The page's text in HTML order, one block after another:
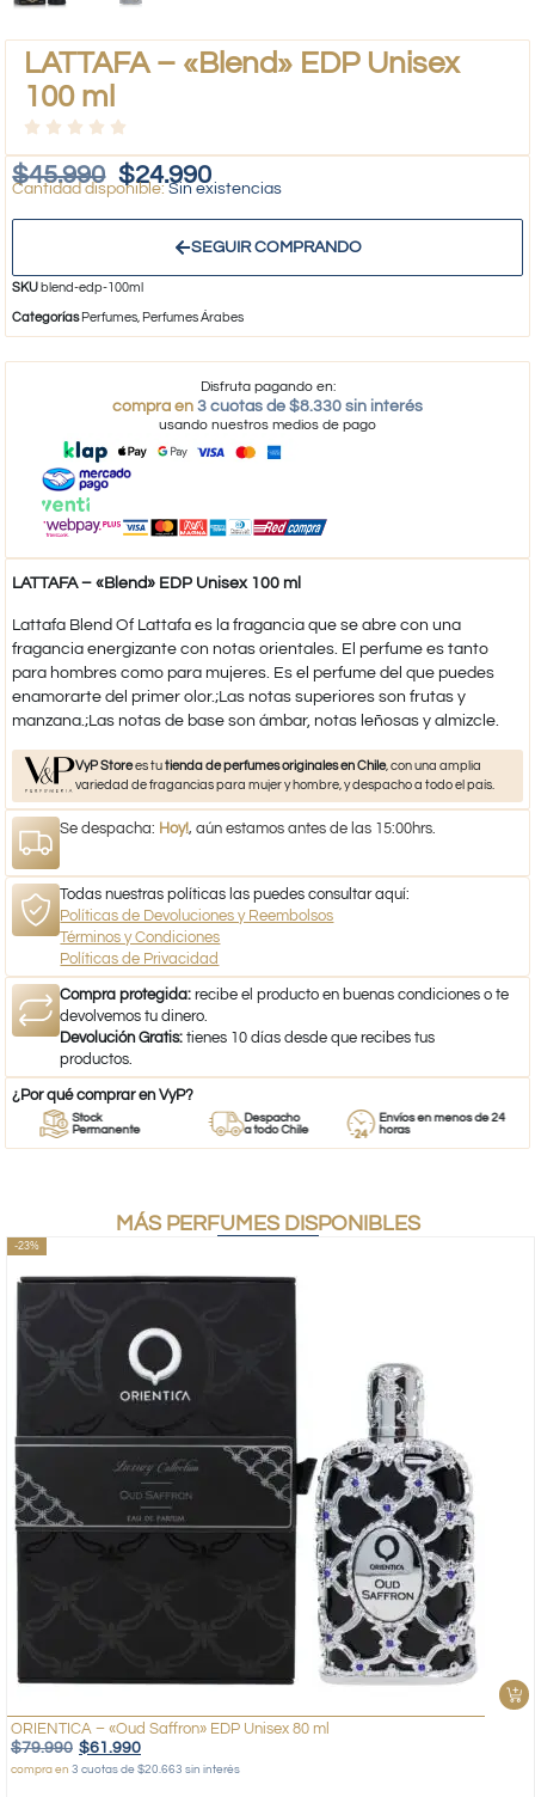
LATTAFA – «Blend» EDP Unisex
100 ml
$45.990 $24.990
Sin existencias
SEGUIR COMPRANDO
SKU blend-edp-100ml
Categorías Perfumes, Perfumes Árabes
Disfruta pagando en:
compra en 3 cuotas de $8.330 sin interés
usando nuestros medios de pago
LATTAFA – «Blend» EDP Unisex 100 ml
​Lattafa Blend Of Lattafa es la fragancia que se abre con una
fragancia energizante con notas orientales. El perfume es tanto
para hombres como para mujeres. Es el perfume del que puedes
enamorarte del primer olor.;Las notas superiores son frutas y
manzana.;Las notas de base son ámbar, notas leñosas y almizcle.
VyP Storees tutienda de perfumes originales en Chile, con una amplia
variedad de fragancias para mujer y hombre, y despacho a todo el país.
Se despacha: Hoy!, aún estamos antes de las 15:00hrs.
Todas nuestras políticas las puedes consultar aquí:
Políticas de Devoluciones y Reembolsos
Términos y Condiciones
Políticas de Privacidad
Compra protegida: recibe el producto en buenas condiciones o te
devolvemos tu dinero.
Devolución Gratis: tienes 10 días desde que recibes tus
productos.
¿Por qué comprar en VyP?
Stock
Permanente
Despacho
a todo Chile
Envíos en menos de 24
horas
MÁS PERFUMES DISPONIBLES
-23%
ORIENTICA – «Oud Saffron» EDP Unisex 80 ml
$79.990 $61.990
compra en 3 cuotas de $20.663 sin interés